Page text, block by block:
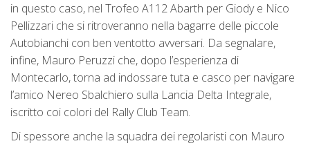
in questo caso, nel Trofeo A112 Abarth per Giody e Nico
Pellizzari che si ritroveranno nella bagarre delle piccole
Autobianchi con ben ventotto avversari. Da segnalare,
infine, Mauro Peruzzi che, dopo l’esperienza di
Montecarlo, torna ad indossare tuta e casco per navigare
l’amico Nereo Sbalchiero sulla Lancia Delta Integrale,
iscritto coi colori del Rally Club Team.
Di spessore anche la squadra dei regolaristi con Mauro